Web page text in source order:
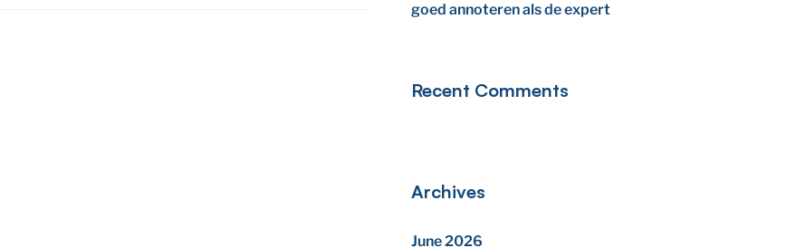
goed annoteren als de expert
Recent Comments
Archives
June 2026